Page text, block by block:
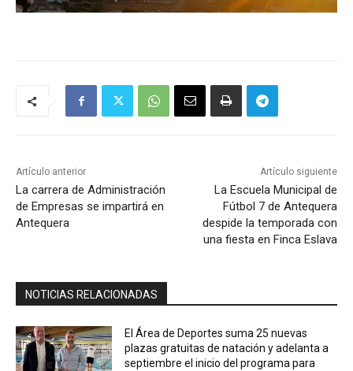
Artículo anterior
La carrera de Administración
de Empresas se impartirá en
Antequera
Artículo siguiente
La Escuela Municipal de
Fútbol 7 de Antequera
despide la temporada con
una fiesta en Finca Eslava
NOTICIAS RELACIONADAS
El Área de Deportes suma 25 nuevas
plazas gratuitas de natación y adelanta a
septiembre el inicio del programa para